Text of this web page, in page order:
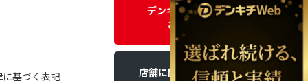
基づく表記
デンキチWEBに関する
お問い合わせ
店舗に関するお問い合わせ